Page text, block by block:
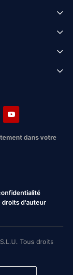
dans votre
droits d'auteur
Tous droits